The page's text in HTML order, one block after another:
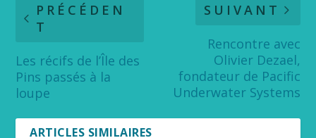
PRÉCÉDEN
T
Les récifs de l’Île des
Pins passés à la
loupe
SUIVANT
Rencontre avec
Olivier Dezael,
fondateur de Pacific
Underwater Systems
ARTICLES SIMILAIRES